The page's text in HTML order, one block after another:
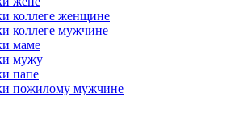
коллеге женщине
коллеге мужчине
маме
мужу
папе
пожилому мужчине